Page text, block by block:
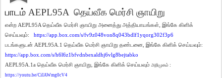
பாடம் AEPL95A தெய்வீக மெர்சி ஞாயிறு
என்ற AEPL95A தெய்வீக மெர்சி ஞாயிறு அனைத்து அத்தியாயங்கள் இங்கே கிளிக்
செய்யவும்:
https://app.box.com/s/fv9z048von8q043bdlf1yqorg302f3p6
படங்களுடன் AEPL95A.1 தெய்வீக மெர்சி ஞாயிறு தண்டனை இங்கே கிளிக் செய்யவும்:
https://app.box.com/s/h6l6z1bfvdnbexaldhj6vlg8bejtabko
AEPL95A.1a தெய்வீக மெர்சி ஞாயிறு இங்கே கிளிக் செய்யவும் அறிமுகம் :
https://youtu.be/CiIAWmg0cV4